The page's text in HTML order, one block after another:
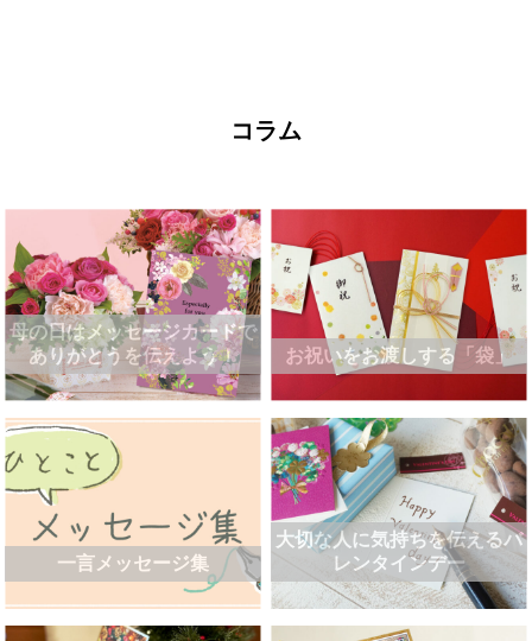
コラム
母の日はメッセージカードで
ありがとうを伝えよう！
お祝いをお渡しする「袋」
一言メッセージ集
大切な人に気持ちを伝えるバ
レンタインデー